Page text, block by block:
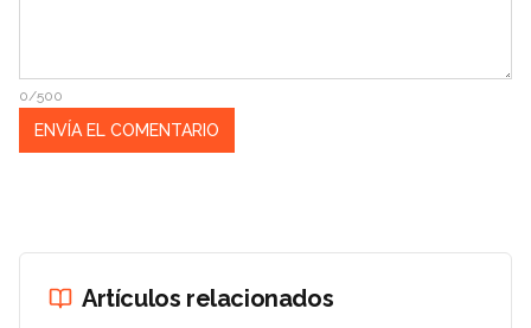
0/500
Artículos relacionados